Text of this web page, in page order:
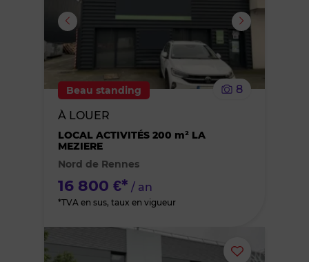
ou
le
Beau standing
8
À LOUER
LOCAL ACTIVITÉS 200 m² LA
MEZIERE
Nord de Rennes
16 800 €* / an
*TVA en sus, taux en vigueur
Ajouter